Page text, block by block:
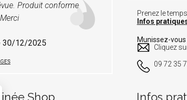
Produit conforme
30/12/2025
Prenez le
Infos
Munissez-
Cliquez
09 72 35
Shop Infos